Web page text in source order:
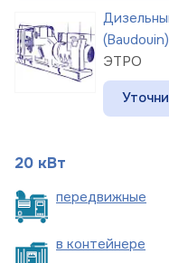
(Baudouin)
ЭТРО
20 кВт
передвижные
в контейнере